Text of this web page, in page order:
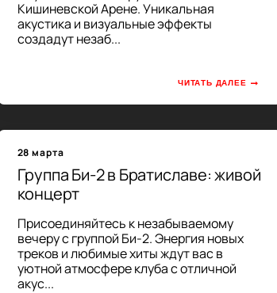
Кишиневской Арене. Уникальная
акустика и визуальные эффекты
создадут незаб...
ЧИТАТЬ ДАЛЕЕ
28 марта
Группа Би-2 в Братиславе: живой
концерт
Присоединяйтесь к незабываемому
вечеру с группой Би-2. Энергия новых
треков и любимые хиты ждут вас в
уютной атмосфере клуба с отличной
акус...